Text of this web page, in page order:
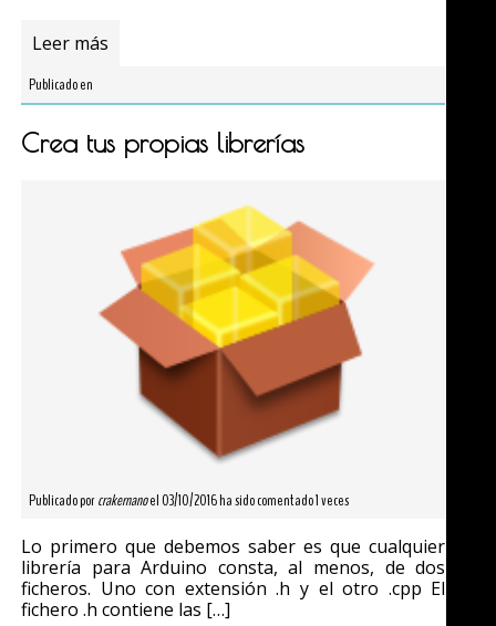
Leer más
Publicado en
Crea tus propias librerías
Publicado porcrakernanoel 03/10/2016 ha sido comentado 1 veces
Lo primero que debemos saber es que cualquier
librería para Arduino consta, al menos, de dos
ficheros. Uno con extensión .h y el otro .cpp El
fichero .h contiene las […]